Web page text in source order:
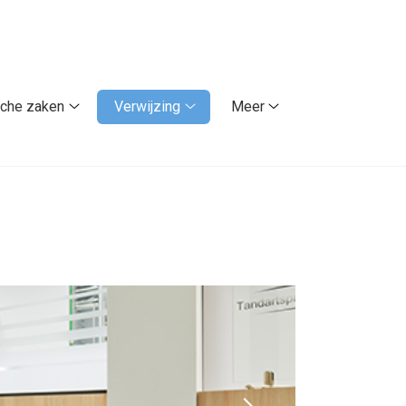
zaken
Praktische
Verwijzing
Verwijzing
Meer